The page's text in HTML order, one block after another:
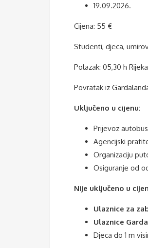
19.09.2026.
Cijena: 55 €
Studenti, djeca,
Polazak: 05,30 h
Povratak iz
Uključeno u cijenu:
Prijevoz
Agencijski
Organizaciju
Osiguranje od
Nije uključeno u
Ulaznice za
Ulaznice
Djeca do 1 m